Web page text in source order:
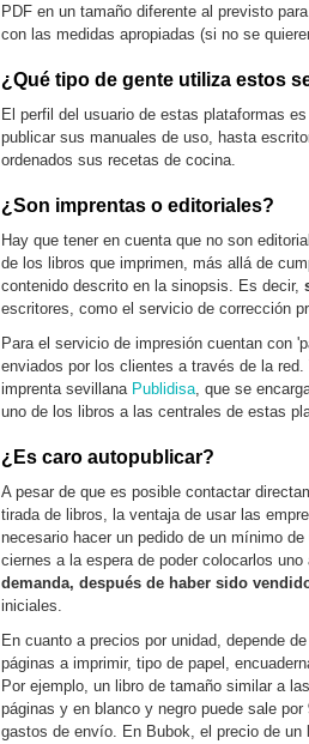
PDF en un tamaño diferente al previsto
con las medidas apropiadas (si no se
¿Qué tipo de gente utiliza estos
El perfil del usuario de estas plataformas
publicar sus manuales de uso, hasta
ordenados sus recetas de cocina.
¿Son imprentas o editoriales?
Hay que tener en cuenta que no son
de los libros que imprimen, más allá de
contenido descrito en la sinopsis. Es decir,
escritores, como el servicio de corrección
Para el servicio de impresión cuentan con
enviados por los clientes a través de la
imprenta sevillana Publidisa, que se
uno de los libros a las centrales de estas
¿Es caro autopublicar?
A pesar de que es posible contactar
tirada de libros, la ventaja de usar las
necesario hacer un pedido de un mínimo
ciernes a la espera de poder colocarlos
demanda, después de haber sido
iniciales.
En cuanto a precios por unidad, depende
páginas a imprimir, tipo de papel,
Por ejemplo, un libro de tamaño similar a
páginas y en blanco y negro puede sale por
gastos de envío. En Bubok, el precio de